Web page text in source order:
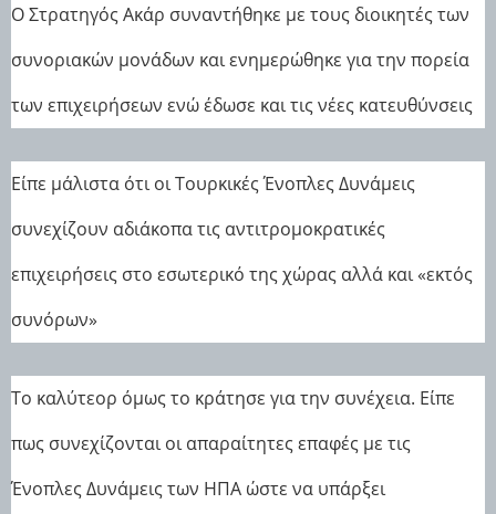
Ο Στρατηγός Ακάρ συναντήθηκε με τους διοικητές των
συνοριακών μονάδων και ενημερώθηκε για την πορεία
των επιχειρήσεων ενώ έδωσε και τις νέες κατευθύνσεις
Είπε μάλιστα ότι οι Τουρκικές Ένοπλες Δυνάμεις
συνεχίζουν αδιάκοπα τις αντιτρομοκρατικές
επιχειρήσεις στο εσωτερικό της χώρας αλλά και «εκτός
συνόρων»
Το καλύτεορ όμως το κράτησε για την συνέχεια. Είπε
πως συνεχίζονται οι απαραίτητες επαφές με τις
Ένοπλες Δυνάμεις των ΗΠΑ ώστε να υπάρξει